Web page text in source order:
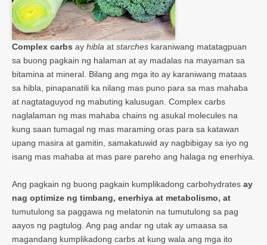
Complex carbs ay hibla at starches karaniwang matatagpuan
sa buong pagkain ng halaman at ay madalas na mayaman sa
bitamina at mineral. Bilang ang mga ito ay karaniwang mataas
sa hibla, pinapanatili ka nilang mas puno para sa mas mahaba
at nagtataguyod ng mabuting kalusugan. Complex carbs
naglalaman ng mas mahaba chains ng asukal molecules na
kung saan tumagal ng mas maraming oras para sa katawan
upang masira at gamitin, samakatuwid ay nagbibigay sa iyo ng
isang mas mahaba at mas pare pareho ang halaga ng enerhiya.
Ang pagkain ng buong pagkain kumplikadong carbohydrates ay
nag optimize ng timbang, enerhiya at metabolismo, at
tumutulong sa paggawa ng melatonin na tumutulong sa pag
aayos ng pagtulog. Ang pag andar ng utak ay umaasa sa
magandang kumplikadong carbs at kung wala ang mga ito